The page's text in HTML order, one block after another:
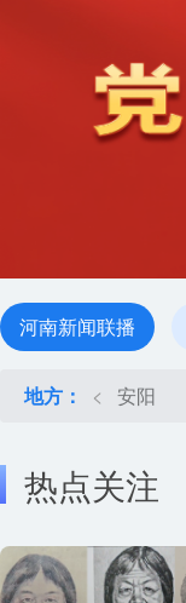
河南新闻联播
地方： < 安阳
热点关注